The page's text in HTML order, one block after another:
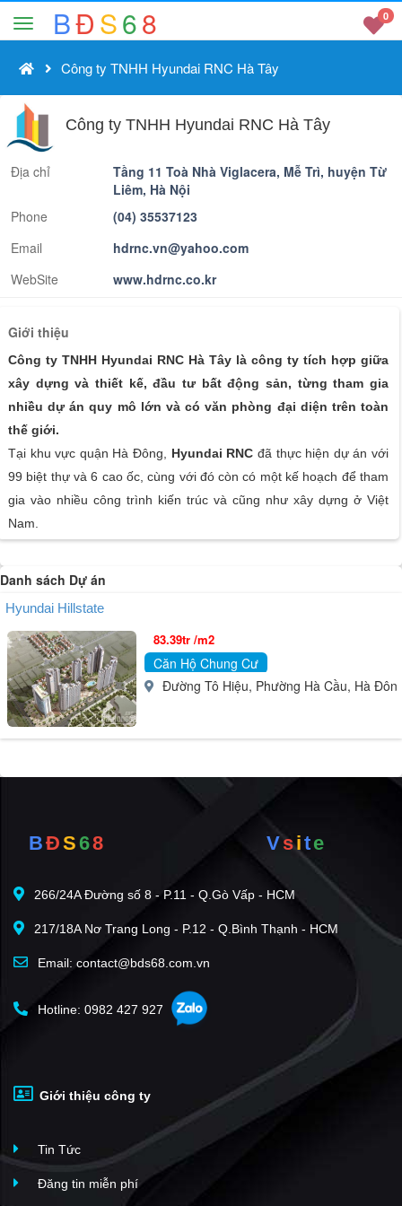
BĐS68 0
Công ty TNHH Hyundai RNC Hà Tây
Công ty TNHH Hyundai RNC Hà Tây
Địa chỉ
Tầng 11 Toà Nhà Viglacera, Mễ Trì, huyện Từ
Liêm, Hà Nội
Phone
(04) 35537123
Email
hdrnc.vn@yahoo.com
WebSite
www.hdrnc.co.kr
Giới thiệu
Công ty TNHH Hyundai RNC Hà Tây là công ty tích hợp giữa
xây dựng và thiết kế,đầu tư bất động sản, từng tham gia
nhiều dự án quy mô lớn và có văn phòng đại diện trên toàn
thế giới.
Tại khu vực quận Hà Đông, Hyundai RNC đã thực hiện dự án với
99 biệt thự và6 cao ốc, cùng với đó còn có một kế hoạch để tham
gia vào nhiều công trình kiến trúc và cũng như xây dựng ở Việt
Nam.
Danh sách Dự án
Hyundai Hillstate
83.39tr /m2
Căn Hộ Chung Cư
Đường Tô Hiệu, Phường Hà Cầu, Hà
BĐS68 Vsite
266/24A Đường số 8 - P.11 - Q.Gò Vấp - HCM
217/18A Nơ Trang Long - P.12 - Q.Bình Thạnh - HCM
Email: contact@bds68.com.vn
Hotline: 0982 427 927
Giới thiệu công ty
Tin Tức
Đăng tin miễn phí